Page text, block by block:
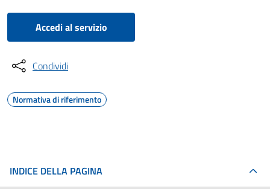
Accedi al servizio
Condividi
Normativa di riferimento
INDICE DELLA PAGINA